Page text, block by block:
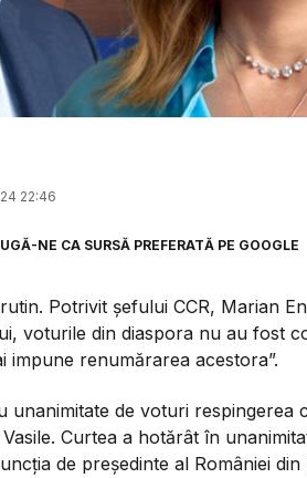
22:46
NE CA SURSĂ PREFERATĂ PE GOOGLE
Potrivit șefului CCR, Marian
voturile din diaspora nu au fost
impune renumărarea acestora”.
de voturi respingerea
Curtea a hotărât în
de președinte al României